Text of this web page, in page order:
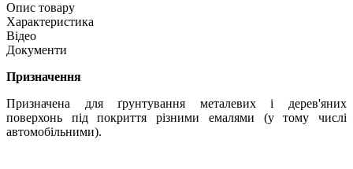
Опис товару
Характеристика
Відео
Документи
Призначення
Призначена для ґрунтування металевих і дерев'яних
поверхонь під покриття різними емалями (у тому числі
автомобільними).